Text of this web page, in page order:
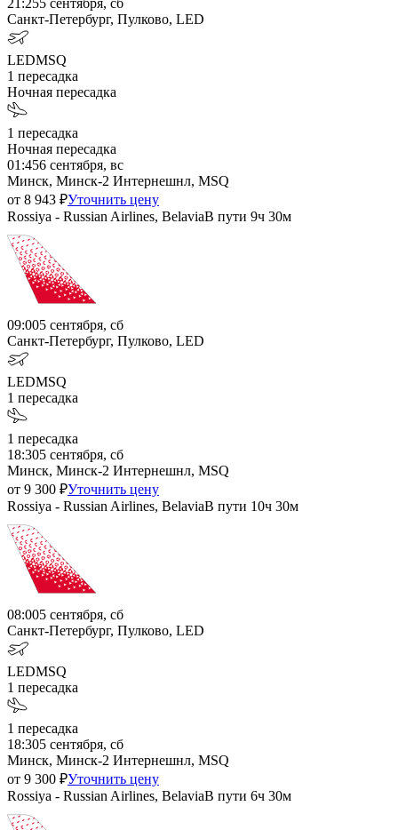
Санкт-Петербург, Пулково, LED
LEDMSQ
1 пересадка
Ночная пересадка
1 пересадка
Ночная пересадка
01:456 сентября, вс
Минск, Минск-2 Интернешнл, MSQ
от 8 943 ₽Уточнить цену
Rossiya - Russian Airlines, BelaviaВ пути 9ч 30м
09:005 сентября, сб
Санкт-Петербург, Пулково, LED
LEDMSQ
1 пересадка
1 пересадка
18:305 сентября, сб
Минск, Минск-2 Интернешнл, MSQ
от 9 300 ₽Уточнить цену
Rossiya - Russian Airlines, BelaviaВ пути 10ч 30м
08:005 сентября, сб
Санкт-Петербург, Пулково, LED
LEDMSQ
1 пересадка
1 пересадка
18:305 сентября, сб
Минск, Минск-2 Интернешнл, MSQ
от 9 300 ₽Уточнить цену
Rossiya - Russian Airlines, BelaviaВ пути 6ч 30м